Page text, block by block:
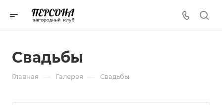
Свадьбы
Главная — Галерея — Свадьбы